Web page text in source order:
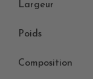
Largeur
Poids
Composition